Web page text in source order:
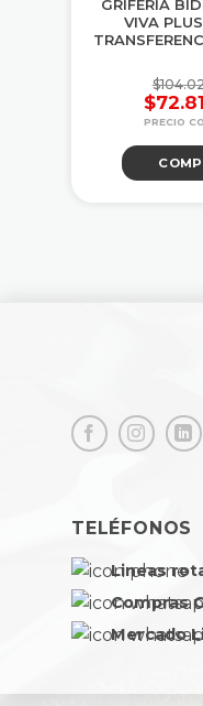
GRIFERÍA
VIVA
$
$
TELÉFONOS
Lineas
Compras
Mercado